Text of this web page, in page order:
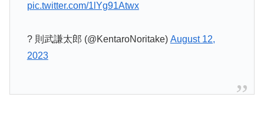
pic.twitter.com/1lYg91Atwx
? 則武謙太郎 (@KentaroNoritake) August 12,
2023